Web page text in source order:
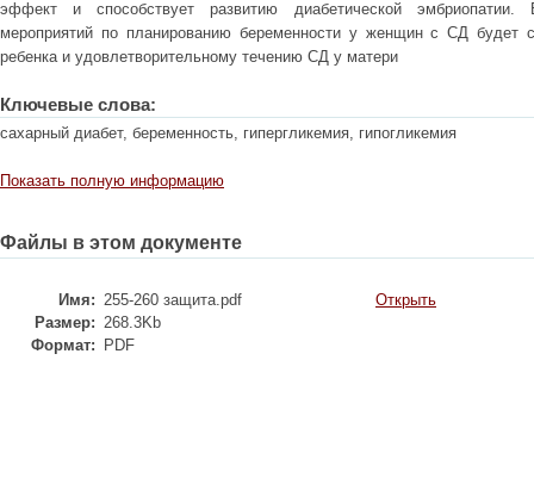
эффект и способствует развитию диабетической эмбриопатии.
мероприятий по планированию беременности у женщин с СД будет
ребенка и удовлетворительному течению СД у матери
Ключевые слова:
сахарный диабет, беременность, гипергликемия, гипогликемия
Показать полную информацию
Файлы в этом документе
Имя: 255-260 защита.pdf
Размер: 268.3Kb
Формат:
PDF
Открыть